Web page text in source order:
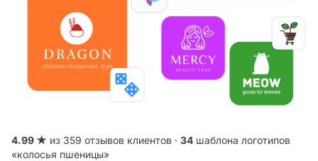
4.99 ★ из 359 отзывов клиентов · 34 шаблона логотипов
«колосья пшеницы»